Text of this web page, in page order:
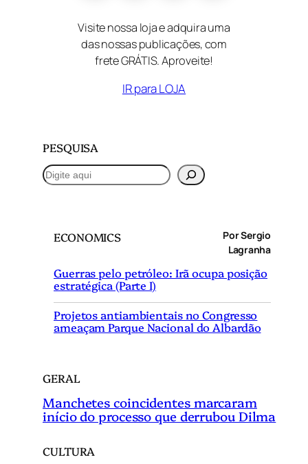
Visite nossa loja e adquira uma
das nossas publicações, com
frete GRÁTIS. Aproveite!
IR para LOJA
PESQUISA
P
e
ECONOMICS
Por Sergio
Lagranha
Guerras pelo petróleo: Irã ocupa posição
estratégica (Parte I)
Projetos antiambientais no Congresso
ameaçam Parque Nacional do Albardão
GERAL
Manchetes coincidentes marcaram
início do processo que derrubou Dilma
CULTURA